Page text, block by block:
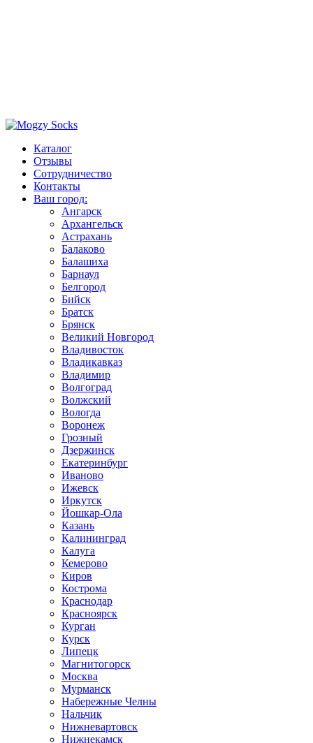
Каталог
Отзывы
Сотрудничество
Контакты
Ваш город:
Ангарск
Архангельск
Астрахань
Балаково
Балашиха
Барнаул
Белгород
Бийск
Братск
Брянск
Великий Новгород
Владивосток
Владикавказ
Владимир
Волгоград
Волжский
Вологда
Воронеж
Грозный
Дзержинск
Екатеринбург
Иваново
Ижевск
Иркутск
Йошкар-Ола
Казань
Калининград
Калуга
Кемерово
Киров
Кострома
Краснодар
Красноярск
Курган
Курск
Липецк
Магнитогорск
Москва
Мурманск
Набережные Челны
Нальчик
Нижневартовск
Нижнекамск